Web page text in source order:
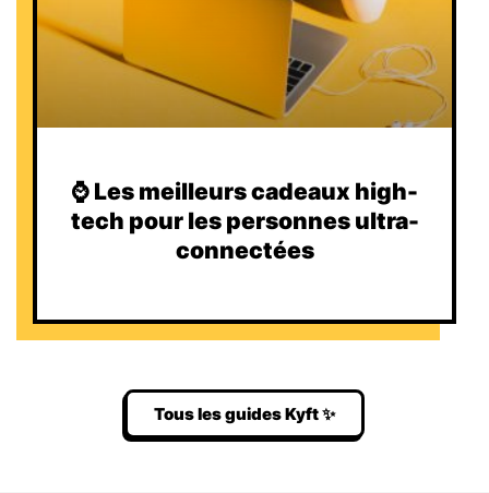
⌚️ Les meilleurs cadeaux high-
tech pour les personnes ultra-
connectées
Tous les guides Kyft ✨